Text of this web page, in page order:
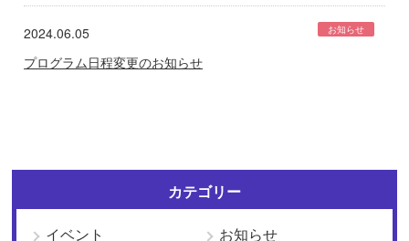
2024.06.05 お知らせ
プログラム日程変更のお知らせ
カテゴリー
イベント
お知らせ